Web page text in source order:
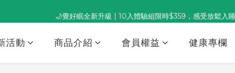
董事長推薦保養組合｜體驗價 $1,800 起，最高享 6 折
🌙覺好眠全新升級 | 10入體驗組限時$359，感受放鬆入睡
活動 商品介紹 會員權益 健康專欄